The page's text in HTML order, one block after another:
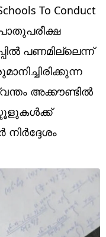
To Conduct
പണമില്ലെന്ന്
അക്കൗണ്ടിൽ